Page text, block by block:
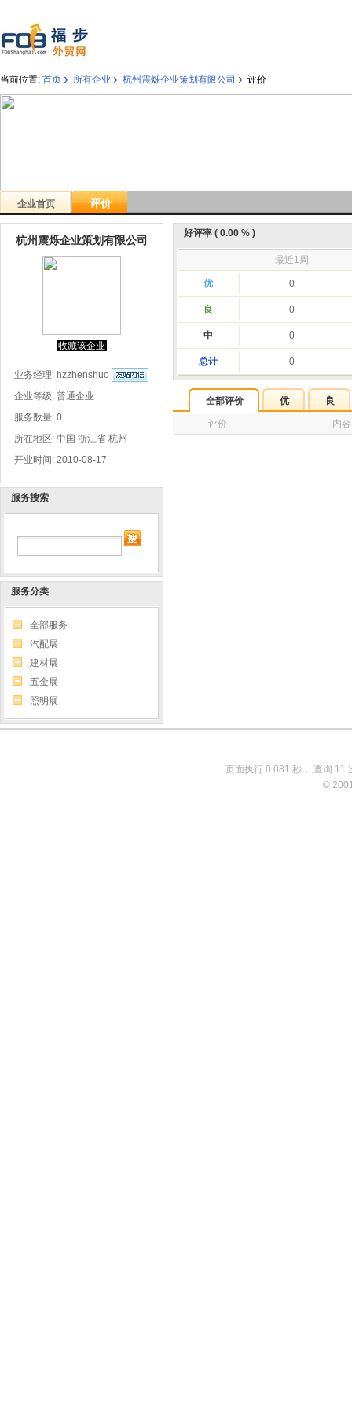
当前位置: 首页 › 所有企业 › 杭州震烁企业策划有限公司 › 评价
企业首页 评价
杭州震烁企业策划有限公司
收藏该企业
业务经理: hzzhenshuo
企业等级: 普通企业
服务数量: 0
所在地区: 中国 浙江省 杭州
开业时间: 2010-08-17
服务搜索
服务分类
全部服务
汽配展
建材展
五金展
照明展
好评率 ( 0.00 % )
最近1周
优 0
良 0
中 0
总计 0
全部评价 优 良
评价 内容
页面执行 0.081 秒， 查询 11
©